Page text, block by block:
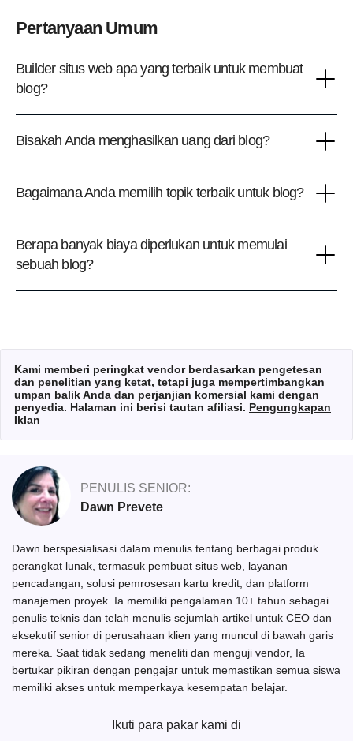
Pertanyaan Umum
Builder situs web apa yang terbaik untuk membuat
blog?
Bisakah Anda menghasilkan uang dari blog?
Bagaimana Anda memilih topik terbaik untuk blog?
Berapa banyak biaya diperlukan untuk memulai
sebuah blog?
Kami memberi peringkat vendor berdasarkan pengetesan
dan penelitian yang ketat, tetapi juga mempertimbangkan
umpan balik Anda dan perjanjian komersial kami dengan
penyedia. Halaman ini berisi tautan afiliasi. Pengungkapan
Iklan
PENULIS SENIOR:
Dawn Prevete
Dawn berspesialisasi dalam menulis tentang berbagai produk
perangkat lunak, termasuk pembuat situs web, layanan
pencadangan, solusi pemrosesan kartu kredit, dan platform
manajemen proyek. Ia memiliki pengalaman 10+ tahun sebagai
penulis teknis dan telah menulis sejumlah artikel untuk CEO dan
eksekutif senior di perusahaan klien yang muncul di bawah garis
mereka. Saat tidak sedang meneliti dan menguji vendor, Ia
bertukar pikiran dengan pengajar untuk memastikan semua siswa
memiliki akses untuk memperkaya kesempatan belajar.
Ikuti para pakar kami di